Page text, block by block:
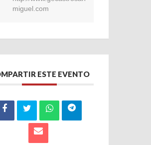
miguel.com
ESTE EVENTO